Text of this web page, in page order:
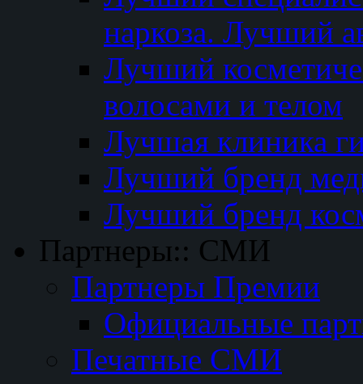
наркоза. Лучший
Лучший
волосами и телом
Лучшая клиника
Лучший бренд
Лучший бренд
Партнеры:: СМИ
Партнеры Премии
Официальные
Печатные СМИ